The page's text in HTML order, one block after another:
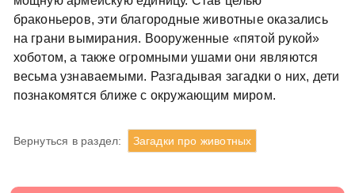
браконьеров, эти благородные животные оказались
на грани вымирания. Вооруженные «пятой рукой»
хоботом, а также огромными ушами они являются
весьма узнаваемыми. Разгадывая загадки о них, дети
познакомятся ближе с окружающим миром.
Вернуться в раздел: Загадки про животных